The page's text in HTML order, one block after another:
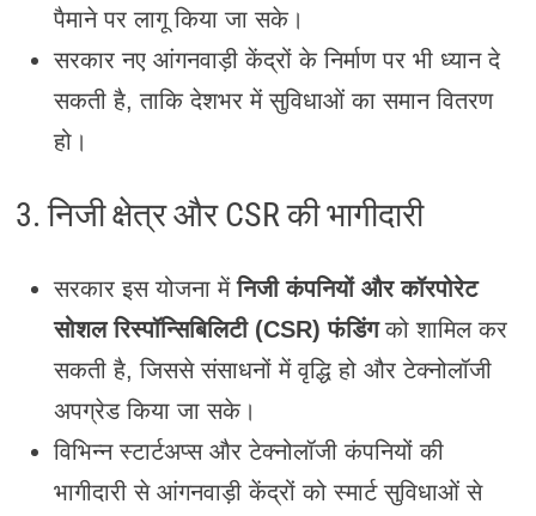
पैमाने पर लागू किया जा सके।
सरकार नए आंगनवाड़ी केंद्रों के निर्माण पर भी ध्यान दे
सकती है, ताकि देशभर में सुविधाओं का समान वितरण
हो।
3. निजी क्षेत्र और CSR की भागीदारी
सरकार इस योजना मेंनिजी कंपनियों और कॉरपोरेट
सोशल रिस्पॉन्सिबिलिटी (CSR) फंडिंगको शामिल कर
सकती है, जिससे संसाधनों में वृद्धि हो और टेक्नोलॉजी
अपग्रेड किया जा सके।
विभिन्न स्टार्टअप्स और टेक्नोलॉजी कंपनियों की
भागीदारी से आंगनवाड़ी केंद्रों को स्मार्ट सुविधाओं से